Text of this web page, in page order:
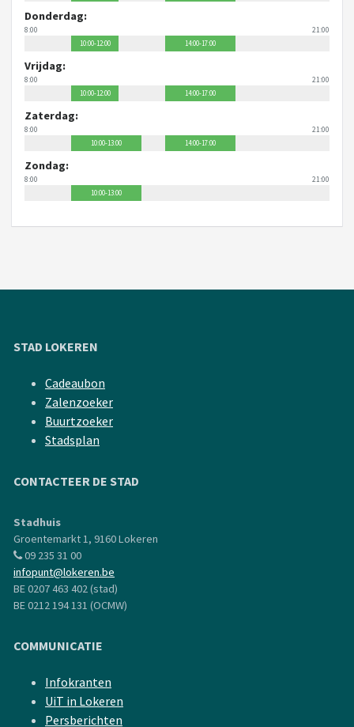
Donderdag:
8:00 21:00
14:00-17:00
10:00-12:00
Vrijdag:
8:00 21:00
10:00-12:00 14:00-17:00
Zaterdag:
8:00 21:00
10:00-13:00 14:00-17:00
Zondag:
8:00 21:00
10:00-13:00
STAD LOKEREN
Cadeaubon
Zalenzoeker
Buurtzoeker
Stadsplan
CONTACTEER DE STAD
Stadhuis
Groentemarkt 1, 9160 Lokeren
09 235 31 00
infopunt@lokeren.be
BE 0207 463 402 (stad)
BE 0212 194 131 (OCMW)
COMMUNICATIE
Infokranten
UiT in Lokeren
Persberichten